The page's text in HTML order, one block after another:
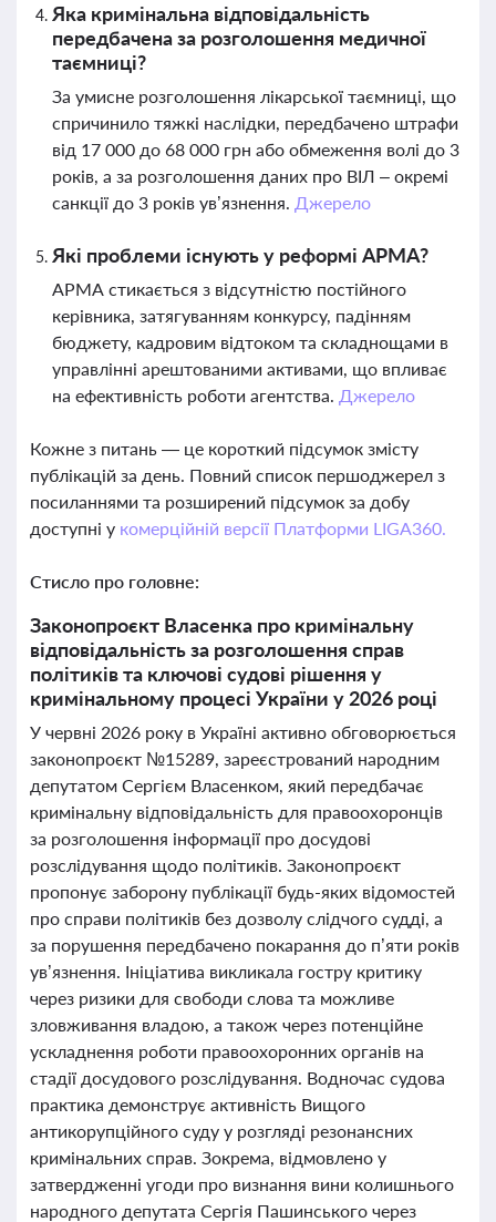
Яка кримінальна відповідальність
передбачена за розголошення медичної
таємниці?
За умисне розголошення лікарської таємниці, що
спричинило тяжкі наслідки, передбачено штрафи
від 17 000 до 68 000 грн або обмеження волі до 3
років, а за розголошення даних про ВІЛ – окремі
санкції до 3 років ув’язнення. Джерело
Які проблеми існують у реформі АРМА?
АРМА стикається з відсутністю постійного
керівника, затягуванням конкурсу, падінням
бюджету, кадровим відтоком та складнощами в
управлінні арештованими активами, що впливає
на ефективність роботи агентства. Джерело
Кожне з питань — це короткий підсумок змісту
публікацій за день. Повний список першоджерел з
посиланнями та розширений підсумок за добу
доступні у комерційній версії Платформи LIGA360.
Стисло про головне:
Законопроєкт Власенка про кримінальну
відповідальність за розголошення справ
політиків та ключові судові рішення у
кримінальному процесі України у 2026 році
У червні 2026 року в Україні активно обговорюється
законопроєкт №15289, зареєстрований народним
депутатом Сергієм Власенком, який передбачає
кримінальну відповідальність для правоохоронців
за розголошення інформації про досудові
розслідування щодо політиків. Законопроєкт
пропонує заборону публікації будь-яких відомостей
про справи політиків без дозволу слідчого судді, а
за порушення передбачено покарання до п’яти років
ув’язнення. Ініціатива викликала гостру критику
через ризики для свободи слова та можливе
зловживання владою, а також через потенційне
ускладнення роботи правоохоронних органів на
стадії досудового розслідування. Водночас судова
практика демонструє активність Вищого
антикорупційного суду у розгляді резонансних
кримінальних справ. Зокрема, відмовлено у
затвердженні угоди про визнання вини колишнього
народного депутата Сергія Пашинського через